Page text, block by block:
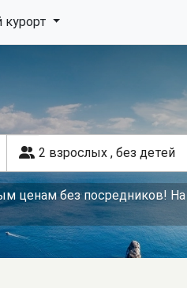
курорт
2 взрослых , без детей
ценам без посредников! На